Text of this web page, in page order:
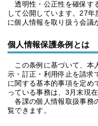
透明性・公正性を確保す
して公開しています。27
に個人情報を取り扱う会議
個人情報保護条例とは
この条例に基づいて、本
示・訂正・利用停止を請求
に関する基本的事項を定め
っている事務は、3月末現
各課の個人情報取扱事務
覧できます。